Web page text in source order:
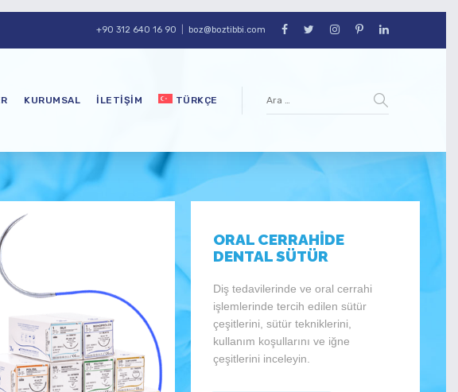
+90 312 640 16 90 boz@boztibbi.com
KURUMSAL İLETIŞIM TÜRKÇE
Diş tedavilerinde ve oral cerrahi
işlemlerinde tercih edilen sütür
çeşitlerini, sütür tekniklerini,
kullanım koşullarını ve iğne
çeşitlerini inceleyin.
ORAL CERRAHİDE
DENTAL SÜTÜR